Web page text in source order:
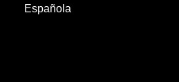
Española